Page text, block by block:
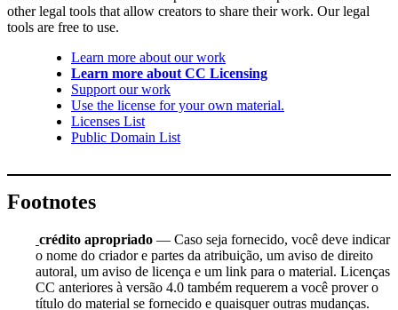
other legal tools that allow creators to share their work. Our legal
tools are free to use.
Learn more about our work
Learn more about CC Licensing
Support our work
Use the license for your own material.
Licenses List
Public Domain List
Footnotes
crédito apropriado — Caso seja fornecido, você deve indicar
o nome do criador e partes da atribuição, um aviso de direito
autoral, um aviso de licença e um link para o material. Licenças
CC anteriores à versão 4.0 também requerem a você prover o
título do material se fornecido e quaisquer outras mudanças.